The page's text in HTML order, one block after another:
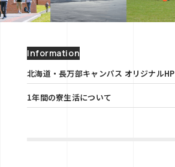
Information
北海道・長万部キャンパス オリジナルHP
1年間の寮生活について